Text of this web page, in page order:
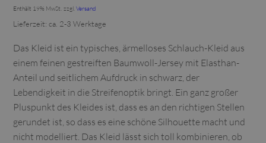
Enthält 19% MwSt. zzgl.Versand
Lieferzeit: ca. 2-3 Werktage
Das Kleid ist ein typisches, ärmelloses Schlauch-Kleid aus
einem feinen gestreiften Baumwoll-Jersey mit Elasthan-
Anteil und seitlichem Aufdruck in schwarz, der
Lebendigkeit in die Streifenoptik bringt. Ein ganz großer
Pluspunkt des Kleides ist, dass es an den richtigen Stellen
gerundet ist, so dass es eine schöne Silhouette macht und
nicht modelliert. Das Kleid lässt sich toll kombinieren, ob